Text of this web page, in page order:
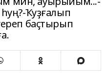
Ҡуҙғалып
баҫтырып